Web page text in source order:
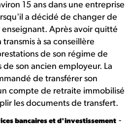
15 ans dans une entreprise
a décidé de changer de
Après avoir quitté
à sa conseillère
de son régime de
son ancien employeur. La
de transférer son
compte de retraite immobilisé
les documents de transfert.
bancaires et d'investissement -